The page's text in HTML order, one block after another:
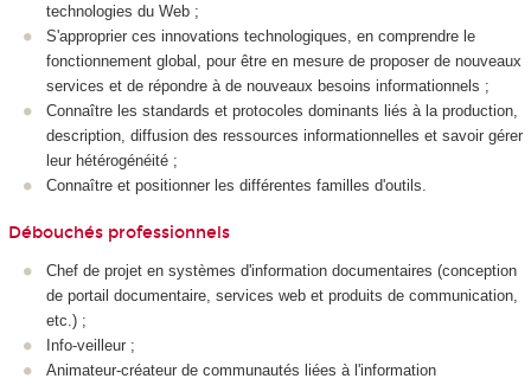
technologies du Web ;
S'approprier ces innovations technologiques, en comprendre le
fonctionnement global, pour être en mesure de proposer de nouveaux
services et de répondre à de nouveaux besoins informationnels ;
Connaître les standards et protocoles dominants liés à la production,
description, diffusion des ressources informationnelles et savoir gérer
leur hétérogénéité ;
Connaître et positionner les différentes familles d'outils.
Débouchés professionnels
Chef de projet en systèmes d'information documentaires (conception
de portail documentaire, services web et produits de communication,
etc.) ;
Info-veilleur ;
Animateur-créateur de communautés liées à l'information